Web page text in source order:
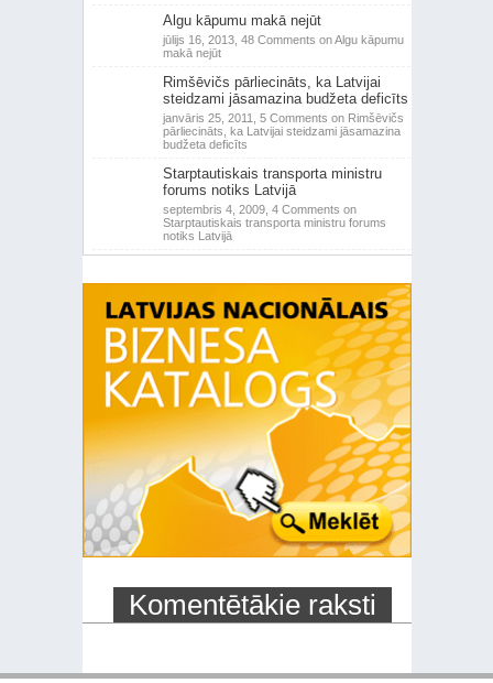
Algu kāpumu makā nejūt
jūlijs 16, 2013, 48 Comments on Algu kāpumu
makā nejūt
Rimšēvičs pārliecināts, ka Latvijai
steidzami jāsamazina budžeta deficīts
janvāris 25, 2011, 5 Comments on Rimšēvičs
pārliecināts, ka Latvijai steidzami jāsamazina
budžeta deficīts
Starptautiskais transporta ministru
forums notiks Latvijā
septembris 4, 2009, 4 Comments on
Starptautiskais transporta ministru forums
notiks Latvijā
Komentētākie raksti